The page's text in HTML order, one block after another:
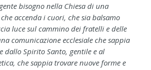
bisogno nella Chiesa di una
accenda i cuori, che sia balsamo
luce sul cammino dei fratelli e delle
comunicazione ecclesiale che sappia
dallo Spirito Santo, gentile e al
che sappia trovare nuove forme e